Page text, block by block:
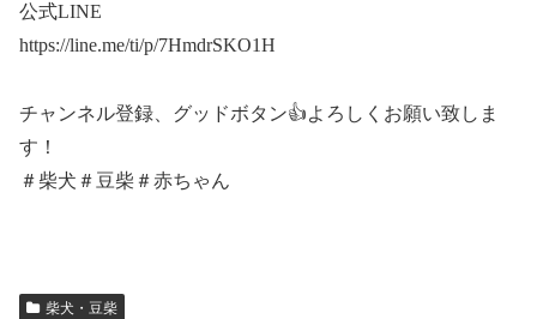
公式LINE
https://line.me/ti/p/7HmdrSKO1H
チャンネル登録、グッドボタン👍よろしくお願い致しま
す！
＃柴犬＃豆柴＃赤ちゃん
柴犬・豆柴